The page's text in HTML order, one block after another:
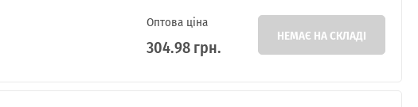
Оптова ціна
304.98 грн. НЕМАЄ НА СКЛАДІ